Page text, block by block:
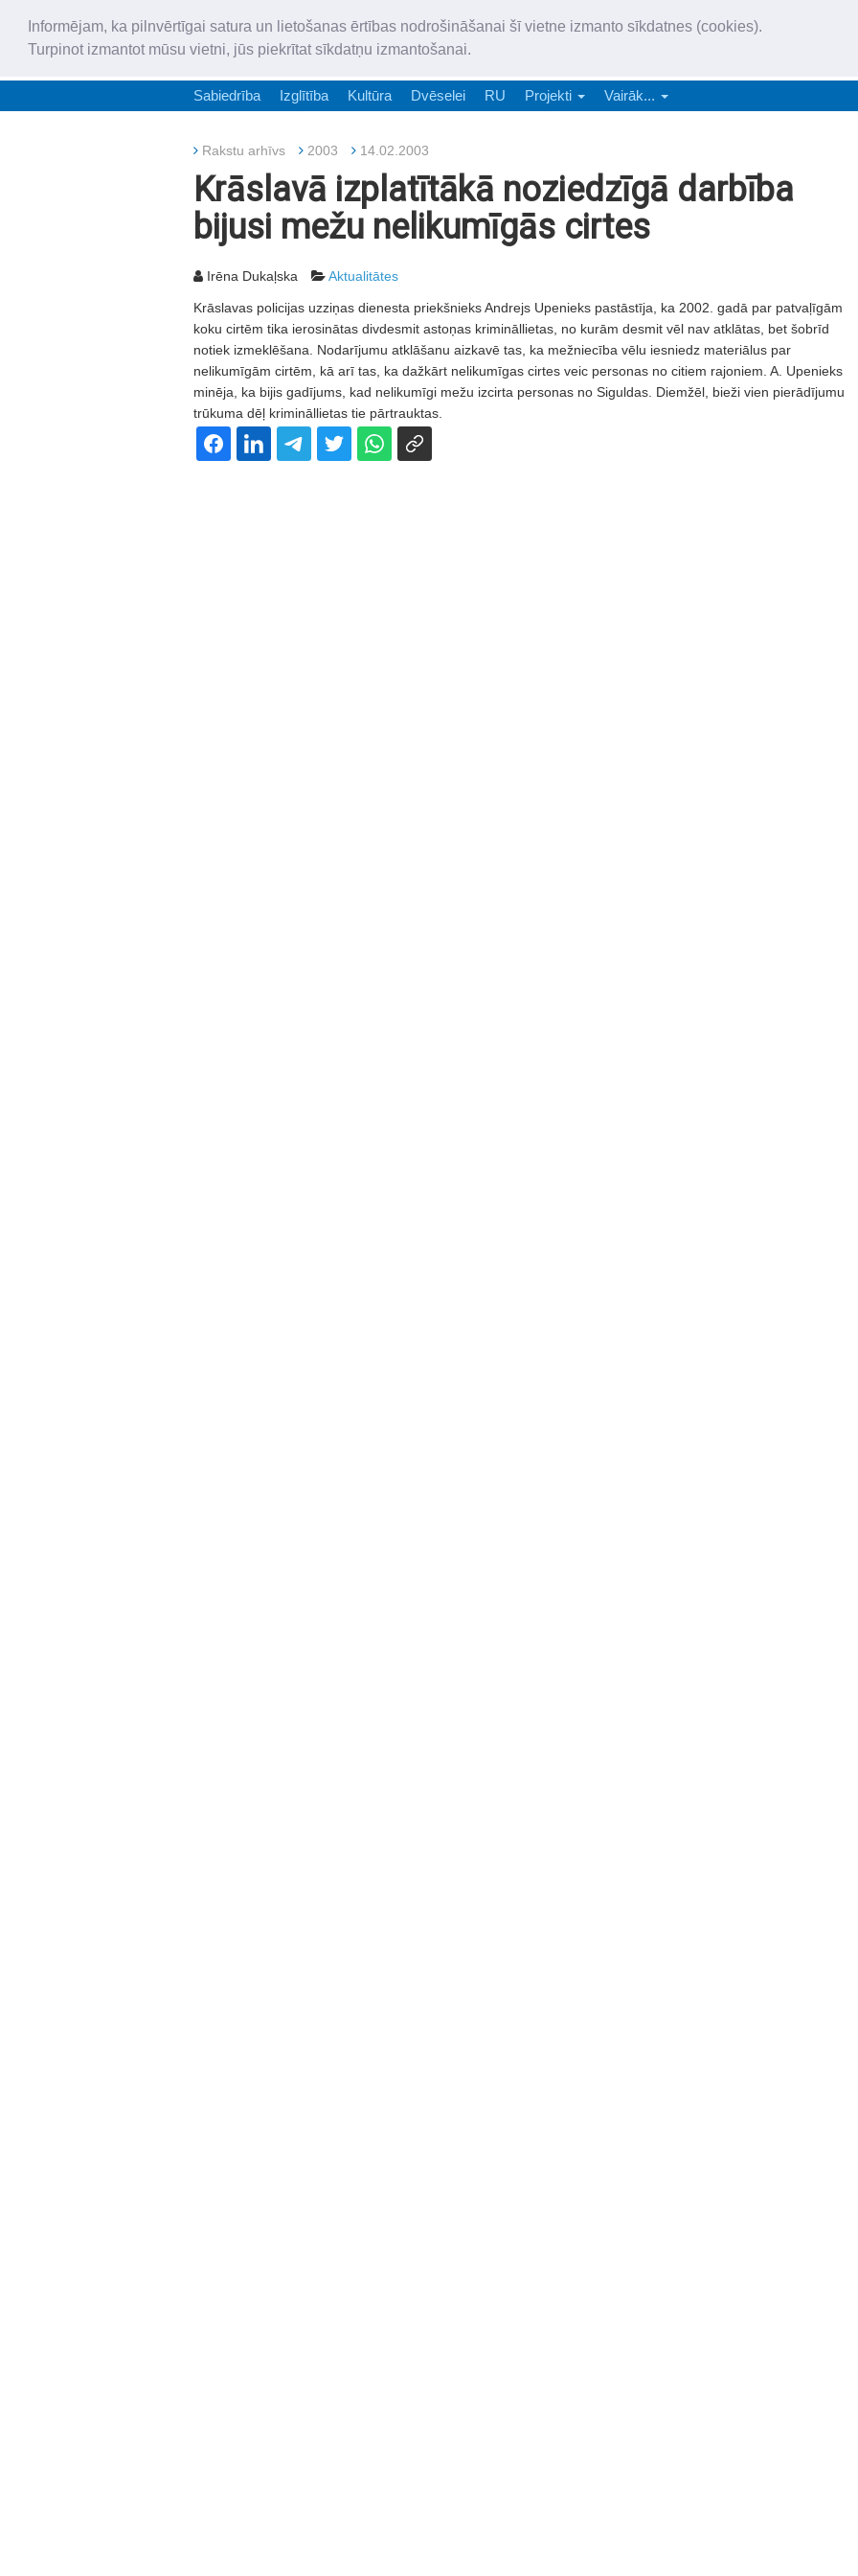
Informējam, ka pilnvērtīgai satura un lietošanas ērtības nodrošināšanai šī vietne izmanto sīkdatnes (cookies).
Turpinot izmantot mūsu vietni, jūs piekrītat sīkdatņu izmantošanai.
„Latgales Laiks” latviešu valodā aptver Daugavpils valstspilsētu,
Sabiedrība Izglītība Kultūra Dvēselei RU Projekti Vairāk...
Rakstu arhīvs 2003 14.02.2003
Krāslavā izplatītākā noziedzīgā darbība
bijusi mežu nelikumīgās cirtes
Irēna Dukaļska Aktualitātes
Krāslavas policijas uzziņas dienesta priekšnieks Andrejs Upenieks pastāstīja, ka 2002. gadā par patvaļīgām
koku cirtēm tika ierosinātas divdesmit astoņas krimināllietas, no kurām desmit vēl nav atklātas, bet šobrīd
notiek izmeklēšana. Nodarījumu atklāšanu aizkavē tas, ka mežniecība vēlu iesniedz materiālus par
nelikumīgām cirtēm, kā arī tas, ka dažkārt nelikumīgas cirtes veic personas no citiem rajoniem. A. Upenieks
minēja, ka bijis gadījums, kad nelikumīgi mežu izcirta personas no Siguldas. Diemžēl, bieži vien pierādījumu
trūkuma dēļ krimināllietas tie pārtrauktas.